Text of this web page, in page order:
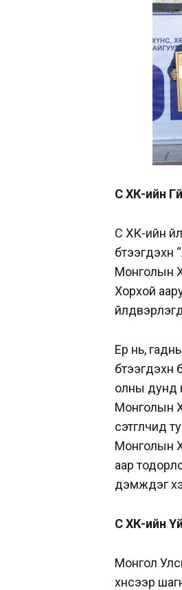
Сүү ХК-ийн
Сүү ХК-ийн
Монголын
Хорхой
Ер нь,
олны дунд
Монголын
сэтгүүлчид
Монголын
аар
дэмждэг
Сүү ХК-ийн
Монгол
хүнсээр